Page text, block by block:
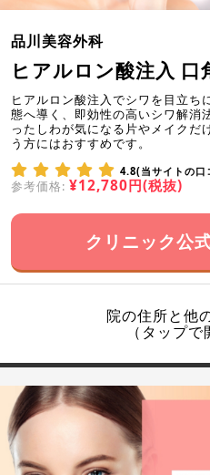
品川美容外科
ヒアルロン酸注入 口
ヒアルロン酸注入でシワを目立ち
態へ導く、即効性の高いシワ解消
ったしわが気になる片やメイクだ
う方にはおすすめです。
4.8(当サイトの口
参考価格: ¥12,780円(税抜)
クリニック公
院の住所と他
（タップで